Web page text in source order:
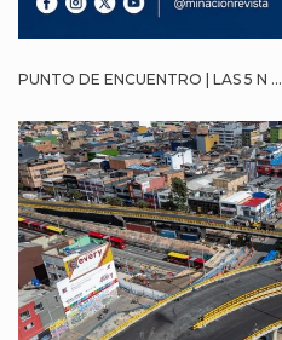
PUNTO DE ENCUENTRO | LAS 5 N ...